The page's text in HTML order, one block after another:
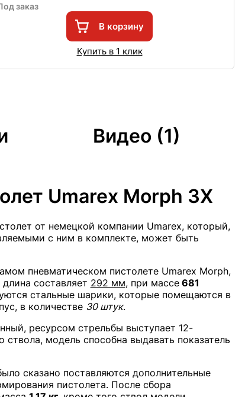
заказ
В корзину
Купить в 1 клик
Видео (1)
Umarex Morph 3X
от немецкой компании Umarex, который,
с ним в комплекте, может быть
пневматическом пистолете Umarex Morph,
составляет 292 мм, при массе681
стальные шарики, которые помещаются в
в количестве 30 штук.
ресурсом стрельбы выступает 12-
модель способна выдавать показатель
сказано поставляются дополнительные
пистолета. После сбора